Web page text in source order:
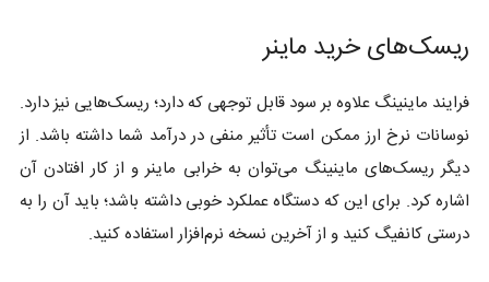
ریسک‌های خرید ماینر
فرایند ماینینگ علاوه بر سود قابل توجهی که دارد؛ ریسک‌هایی نیز دارد.
نوسانات نرخ ارز ممکن است تأثیر منفی در درآمد شما داشته باشد. از
دیگر ریسک‌های ماینینگ می‌توان به خرابی ماینر و از کار افتادن آن
اشاره کرد. برای این که دستگاه عملکرد خوبی داشته باشد؛ باید آن را به
درستی کانفیگ کنید و از آخرین نسخه نرم‌افزار استفاده کنید.